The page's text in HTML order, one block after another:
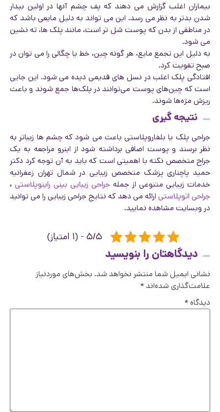
بیماران اغلب گزارش می دهند که پف چشم آنها در اولین بیدار
شدن بدتر به نظر می رسد. این می تواند به دلیل مایعی باشد که
در مناطقی از بدن که پوست شل تر است، مانند پلک ها، ته نشین
می شود.
به دلیل این تجمع مایع، هر گونه چین، خط یا چگالی را می توان در
صبح تقویت کرد.
افتادگی پلک اغلب در نسل های قدیمی دیده می شود. این جایی
است که چین‌های پوست می‌توانند در پلک‌ها جمع شوند و باعث
ریزش مژه‌ها شوند.
نتیجه گیری
جراحی پلک یا بلفاروپلاستی باعث می شود که چشم ها زیباتر به
نظر برسند و پوست اضافی برداشته شود از اینرو مراجعه به یک
جراح متخصص نکته با اهمیتی است که باید به آن توجه کرد دکتر
حمید پاچناری پزشک متخصص زیبایی در شمال تهران زعفرانیه
خدمات زیبایی متنوعی از جمله جراحی زیبایی بینی راینوپلاستی ،
جراحی اتوپلاستی ارائه می دهد که نتایج جراحی زیبایی را می توانید
در وبسایت مشاهده نمایید.
۵/۵ - (۱ امتیاز)
دیدگاهتان را بنویسید
نشانی ایمیل شما منتشر نخواهد شد. بخش‌های موردنیاز
علامت‌گذاری شده‌اند*
دیدگاه *